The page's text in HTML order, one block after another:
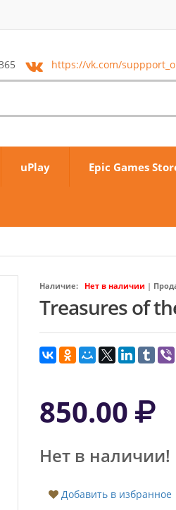
https://vk.com/
uPlay Epic Games
Наличие: Нет в наличии |
Treasures of
850.00
Нет в наличии!
Добавить в избранное